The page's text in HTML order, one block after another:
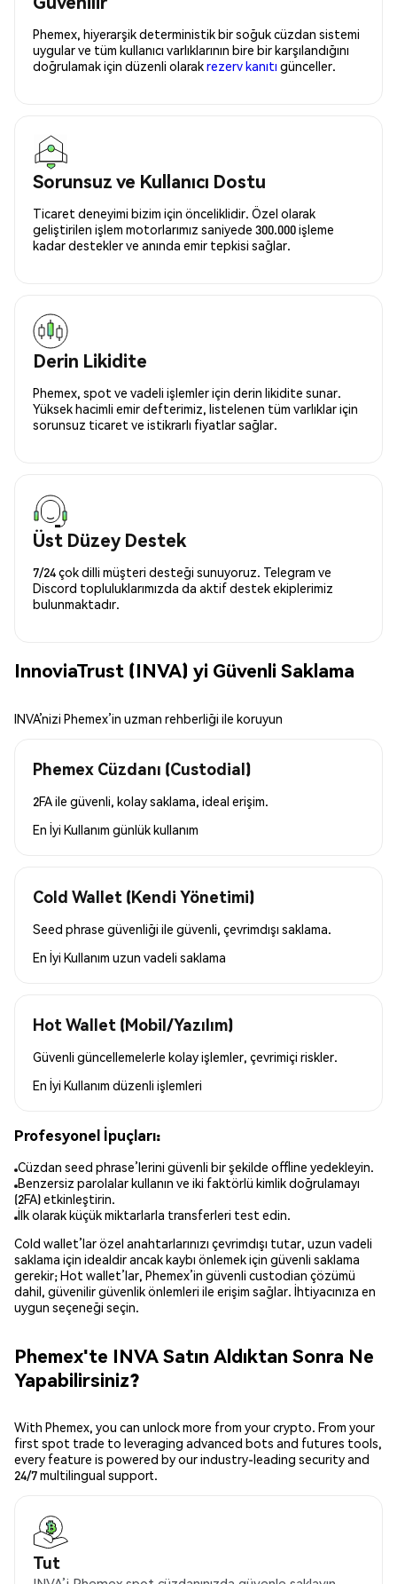
Phemex, hiyerarşik deterministik bir soğuk cüzdan sistemi
uygular ve tüm kullanıcı varlıklarının bire bir karşılandığını
doğrulamak için düzenli olarakrezerv kanıtı günceller.
Sorunsuz ve Kullanıcı Dostu
Ticaret deneyimi bizim için önceliklidir. Özel olarak
geliştirilen işlem motorlarımız saniyede 300.000 işleme
kadar destekler ve anında emir tepkisi sağlar.
Derin Likidite
Phemex, spot ve vadeli işlemler için derin likidite sunar.
Yüksek hacimli emir defterimiz, listelenen tüm varlıklar için
sorunsuz ticaret ve istikrarlı fiyatlar sağlar.
Üst Düzey Destek
7/24 çok dilli müşteri desteği sunuyoruz. Telegram ve
Discord topluluklarımızda da aktif destek ekiplerimiz
bulunmaktadır.
InnoviaTrust (INVA) yi Güvenli Saklama
INVA’nizi Phemex’in uzman rehberliği ile koruyun
Phemex Cüzdanı (Custodial)
2FA ile güvenli, kolay saklama, ideal erişim.
En İyi Kullanım günlük kullanım
Cold Wallet (Kendi Yönetimi)
Seed phrase güvenliği ile güvenli, çevrimdışı saklama.
En İyi Kullanım uzun vadeli saklama
Hot Wallet (Mobil/Yazılım)
Güvenli güncellemelerle kolay işlemler, çevrimiçi riskler.
En İyi Kullanım düzenli işlemleri
Profesyonel İpuçları:
Cüzdan seed phrase’lerini güvenli bir şekilde offline yedekleyin.
Benzersiz parolalar kullanın ve iki faktörlü kimlik doğrulamayı
(2FA) etkinleştirin.
İlk olarak küçük miktarlarla transferleri test edin.
Cold wallet’lar özel anahtarlarınızı çevrimdışı tutar, uzun vadeli
saklama için idealdir ancak kaybı önlemek için güvenli saklama
gerekir; Hot wallet’lar, Phemex’in güvenli custodian çözümü
dahil, güvenilir güvenlik önlemleri ile erişim sağlar. İhtiyacınıza en
uygun seçeneği seçin.
Phemex'te INVA Satın Aldıktan Sonra Ne
Yapabilirsiniz?
With Phemex, you can unlock more from your crypto. From your
first spot trade to leveraging advanced bots and futures tools,
every feature is powered by our industry-leading security and
24/7 multilingual support.
Tut